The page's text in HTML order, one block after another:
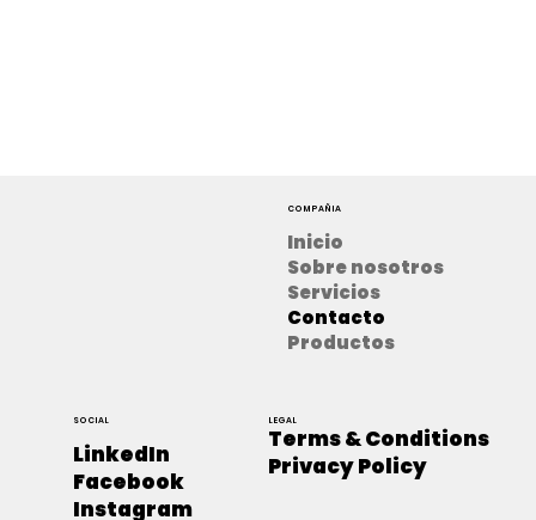
COMPAÑIA
Inicio
Sobre nosotros
Servicios
Contacto
Productos
LEGAL
Terms & Conditions
Privacy Policy
SOCIAL
LinkedIn
Facebook
Instagram